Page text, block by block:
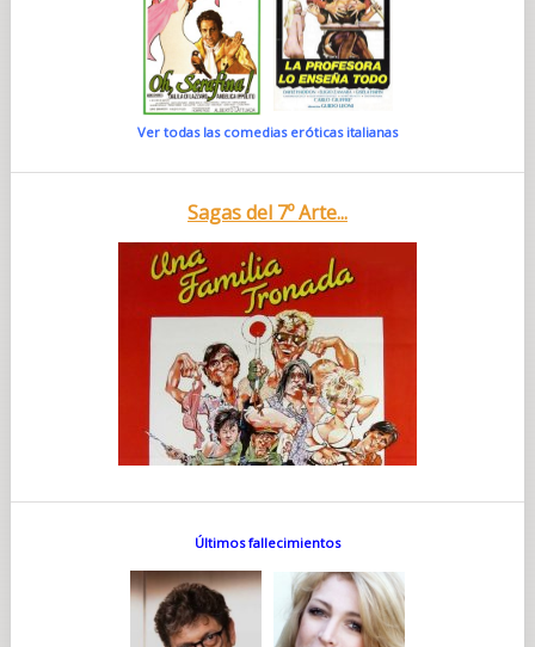
Ver todas las comedias eróticas italianas
Sagas del 7º Arte...
Últimos fallecimientos